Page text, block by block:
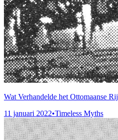
Wat Verhandelde het Ottomaanse
11 januari 2022•Timeless Myths